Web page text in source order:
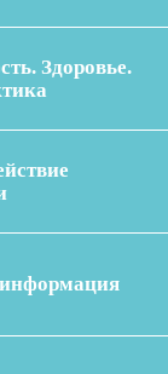
Здоровье.